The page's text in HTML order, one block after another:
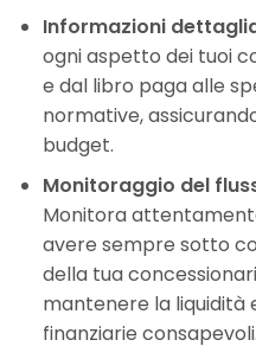
Informazioni
ogni aspetto dei tuoi
e dal libro paga alle
normative,
budget.
Monitoraggio del
Monitora
avere sempre sotto
della tua
mantenere la liquidità
finanziarie consapevoli.